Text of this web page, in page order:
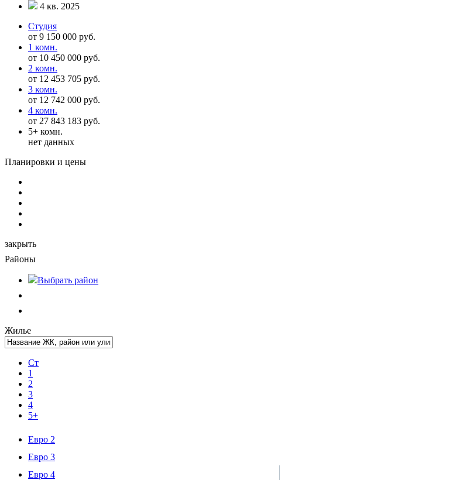
4 кв. 2025
Студия
от 9 150 000 руб.
1 комн.
от 10 450 000 руб.
2 комн.
от 12 453 705 руб.
3 комн.
от 12 742 000 руб.
4 комн.
от 27 843 183 руб.
5+ комн.
нет данных
Планировки и цены
закрыть
Районы
Выбрать район
Жилье
Ст
1
2
3
4
5+
Евро 2
Евро 3
Евро 4